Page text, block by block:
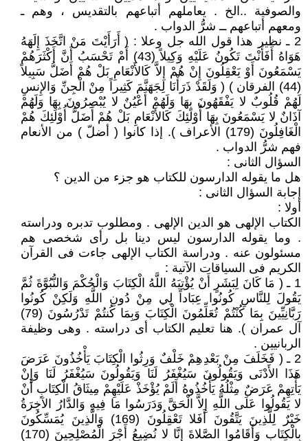
والصوفية ..الخ . يعاملهم أتباعهم بالتقديس ، وهم ـ
ومعهم أتباعهم ــ شرُّ الدواب .
2 ـ نظير هذا قول الله جل وعلا : ( أَرَأَيْتَ مَنْ اتَّخَذَ إِلَهَهُ
هَوَاهُ أَفَأَنْتَ تَكُونُ عَلَيْهِ وَكِيلاً (43) أَمْ تَحْسَبُ أَنَّ أَكْثَرَهُمْ
يَسْمَعُونَ أَوْ يَعْقِلُونَ إِنْ هُمْ إِلاَّ كَالأَنْعَامِ بَلْ هُمْ أَضَلُّ سَبِيلاً
(44) الفرقان ) ( وَلَقَدْ ذَرَأْنَا لِجَهَنَّمَ كَثِيراً مِنْ الْجِنِّ وَالإِنسِ
لَهُمْ قُلُوبٌ لا يَفْقَهُونَ بِهَا وَلَهُمْ أَعْيُنٌ لا يُبْصِرُونَ بِهَا وَلَهُمْ
آذَانٌ لا يَسْمَعُونَ بِهَا أُوْلَئِكَ كَالأَنْعَامِ بَلْ هُمْ أَضَلُّ أُوْلَئِكَ هُمْ
الْغَافِلُونَ (179) الأعراف ). إذا كانوا ( أضلّ ) من الأنعام
فهم شرُّ الدواب .
السؤال الثانى :
هل ما يقوله الدارسون للكتاب هو جزء من الدين ؟
إجابة السؤال الثانى :
أولا :
الكتاب الإلهى هو الدين الإلهى . ومطلوب تدبره ودراسته
. وما يقوله الدارسون ليس دينا بل رأى شخصى هم
مسئولون عنه . ودراسة الكتاب الإلهى جاءت فى القرآن
الكريم فى السياقات الآتية :
1 ـ ( مَا كَانَ لِبَشَرٍ أَنْ يُؤْتِيَهُ اللَّهُ الْكِتَابَ وَالْحُكْمَ وَالنُّبُوَّةَ ثُمَّ
يَقُولَ لِلنَّاسِ كُونُوا عِبَاداً لِي مِنْ دُونِ اللَّهِ وَلَكِنْ كُونُوا
رَبَّانِيِّينَ بِمَا كُنْتُمْ تُعَلِّمُونَ الْكِتَابَ وَبِمَا كُنتُمْ تَدْرُسُونَ (79)
آل عمران ). هنا تعليم الكتاب أى دراسته . وهى وظيفة
الربانيين .
2 ـ ( فَخَلَفَ مِنْ بَعْدِهِمْ خَلْفٌ وَرِثُوا الْكِتَابَ يَأْخُذُونَ عَرَضَ
هَذَا الأَدْنَى وَيَقُولُونَ سَيُغْفَرُ لَنَا وَيَقُولُونَ سَيُغْفَرُ لَنَا وَإِنْ
يَأْتِهِمْ عَرَضٌ مِثْلُهُ يَأْخُذُوهُ أَلَمْ يُؤْخَذْ عَلَيْهِمْ مِيثَاقُ الْكِتَابِ أَنْ
لا يَقُولُوا عَلَى اللَّهِ إِلاَّ الْحَقَّ وَدَرَسُوا مَا فِيهِ وَالدَّارُ الآخِرَةُ
خَيْرٌ لِلَّذِينَ يَتَّقُونَ أَفَلا تَعْقِلُونَ (169) وَالَّذِينَ يُمَسِّكُونَ
بِالْكِتَابِ وَأَقَامُوا الصَّلاةَ إِنَّا لا نُضِيعُ أَجْرَ الْمُصْلِحِينَ (170)